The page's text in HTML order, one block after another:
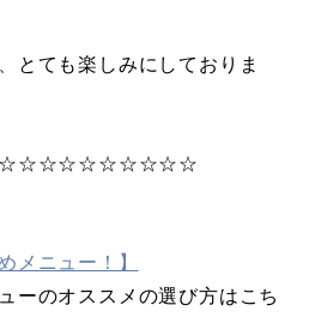
とても楽しみにしておりま
メニュー！】
ーのオススメの選び方はこち